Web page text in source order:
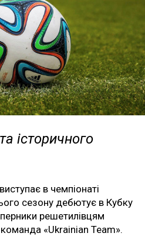
історичного
в чемпіонаті
сезону дебютує в Кубку
решетилівцям
«Ukrainian Team».